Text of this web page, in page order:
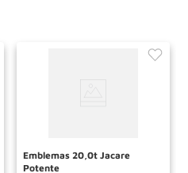
Emblemas 20,0t Jacare
Potente